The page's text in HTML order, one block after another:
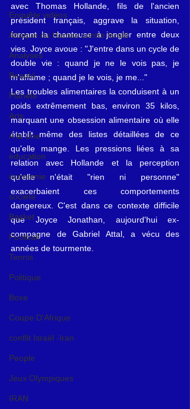
Enquête vidéos
Attaque du Hamas contre Israël
Analyses
Beauté
Planète
Arts
A la Une
éducation
économie
société
Basket
Football
Tennis
Politique
Boxe
Coupe D'Afrique
conflit Israël -Iran
People
Jeux Olympiques
IRAN
avec Thomas Hollande, fils de l'ancien
président français, aggrave la situation,
forçant la chanteuse à jongler entre deux
vies. Joyce avoue : "J'entre dans un cycle de
double vie : quand je ne le vois pas, je
m'affame ; quand je le vois, je me..."
Les troubles alimentaires la conduisent à un
poids extrêmement bas, environ 35 kilos,
marquant une obsession alimentaire où elle
établit même des listes détaillées de ce
qu'elle mange. Les pressions liées à sa
relation avec Hollande et la perception
qu'elle n'était "rien ni personne"
exacerbaient ces comportements
dangereux. C'est dans ce contexte difficile
que Joyce Jonathan, aujourd'hui ex-
compagne de Gabriel Attal, a vécu des
années de tourmente.